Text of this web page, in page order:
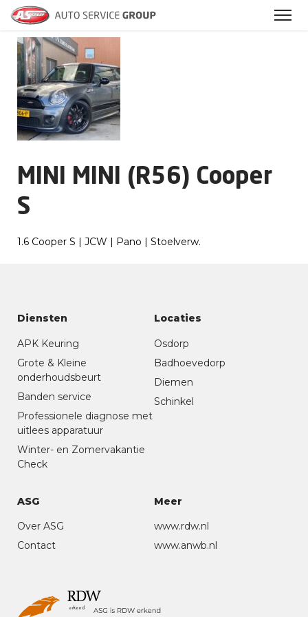
Archieven
MINI MINI (R56) Cooper
S
1.6 Cooper S | JCW | Pano | Stoelverw.
Diensten
APK Keuring
Grote & Kleine
onderhoudsbeurt
Banden service
Professionele diagnose met
uitlees apparatuur
Winter- en Zomervakantie
Check
Locaties
Osdorp
Badhoevedorp
Diemen
Schinkel
ASG
Over ASG
Contact
Meer
www.rdw.nl
www.anwb.nl